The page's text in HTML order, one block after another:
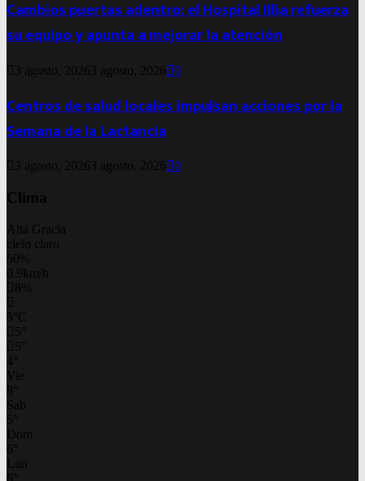
Cambios puertas adentro: el Hospital Illia refuerza
su equipo y apunta a mejorar la atención
3 agosto, 2026 3 agosto, 2026 0
Centros de salud locales impulsan acciones por la
Semana de la Lactancia
3 agosto, 2026 3 agosto, 2026 0
Clima
Alta Gracia
cielo claro
50%
0.9km/h
8%
5 C
5
5
4
Vie
8
Sab
5
Dom
6
Lun
6